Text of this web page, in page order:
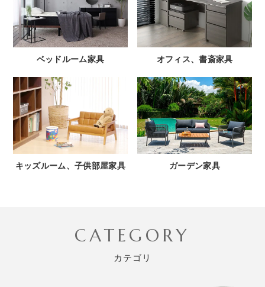
ベッドルーム家具 オフィス、書斎家具
キッズルーム、子供部屋家具 ガーデン家具
CATEGORY
カテゴリ